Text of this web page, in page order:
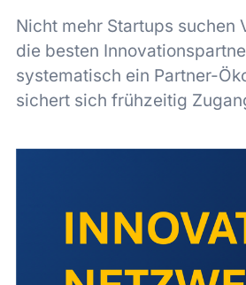
Nicht mehr Startups suchen
die besten
systematisch ein Partner-
sichert sich frühzeitig